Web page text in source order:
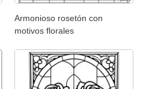
Armonioso rosetón con
motivos florales